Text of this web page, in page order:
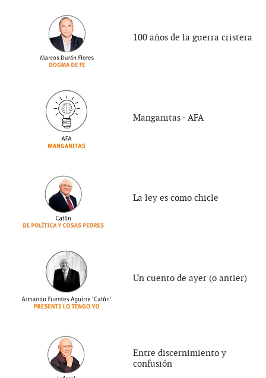
100 años de la guerra cristera
Manganitas ∙ AFA
La ley es como chicle
Un cuento de ayer (o antier)
Entre discernimiento y
confusión